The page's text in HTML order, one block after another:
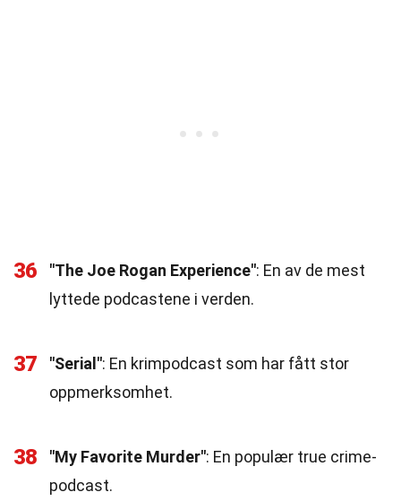
36 "The Joe Rogan Experience": En av de mest
lyttede podcastene i verden.
37 "Serial": En krimpodcast som har fått stor
oppmerksomhet.
38 "My Favorite Murder": En populær true crime-
podcast.